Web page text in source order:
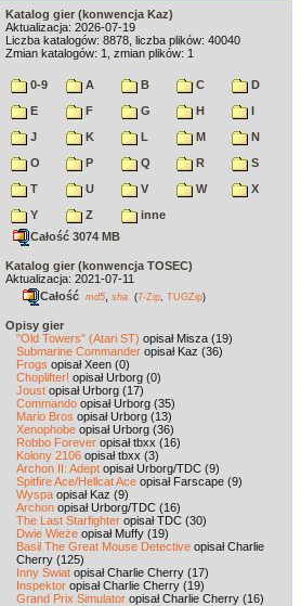
Katalog gier (konwencja Kaz)
Aktualizacja: 2026-07-19
Liczba katalogów: 8878, liczba plików: 40040
Zmian katalogów: 1, zmian plików: 1
0-9 A B C
D
E
F G H
I
J
K L M
N
O
P Q R
S
T
U V W
X
Y
Z
inne
Całość 3074 MB
Katalog gier (konwencja TOSEC)
Aktualizacja: 2021-07-11
Całość md5 sha (7-Zip TUGZip)
Opisy gier
"Old Towers" (Atari ST) opisał Misza (19)
Submarine Commander opisał Kaz (36)
Frogs opisał Xeen (0)
Choplifter! opisał Urborg (0)
Joust opisał Urborg (17)
Commando opisał Urborg (35)
Mario Bros opisał Urborg (13)
Xenophobe opisał Urborg (36)
Robbo Forever opisał tbxx (16)
Kolony 2106 opisał tbxx (3)
Archon II: Adept opisał Urborg/TDC (9)
Spitfire Ace/Hellcat Ace opisał Farscape (9)
Wyspa opisał Kaz (9)
Archon opisał Urborg/TDC (16)
The Last Starfighter opisał TDC (30)
Dwie Wieże opisał Muffy (19)
Basil The Great Mouse Detective opisał Charlie
Cherry (125)
Inny Świat opisał Charlie Cherry (17)
Inspektor opisał Charlie Cherry (19)
Grand Prix Simulator opisał Charlie Cherry (16)